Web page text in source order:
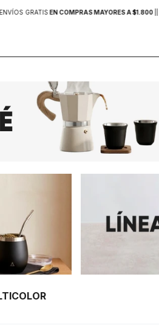
ENVÍOS GRATISEN COMPRAS MAYORES A $1.800